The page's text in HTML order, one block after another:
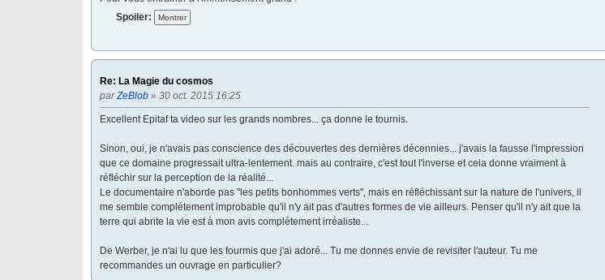
Spoiler:
Re: La Magie du cosmos
parZeBlob » 30 oct. 2015 16:25
Excellent Epitaf ta video sur les grands nombres... ça donne le tournis.
Sinon, oui, je n'avais pas conscience des découvertes des dernières décennies... j'avais la fausse l'impression
que ce domaine progressait ultra-lentement. mais au contraire, c'est tout l'inverse et cela donne vraiment à
réfléchir sur la perception de la réalité...
Le documentaire n'aborde pas "les petits bonhommes verts", mais en réfléchissant sur la nature de l'univers, il
me semble complétement improbable qu'il n'y ait pas d'autres formes de vie ailleurs. Penser qu'il n'y ait que la
terre qui abrite la vie est à mon avis complétement irréaliste...
De Werber, je n'ai lu que les fourmis que j'ai adoré... Tu me donnes envie de revisiter l'auteur. Tu me
recommandes un ouvrage en particulier?